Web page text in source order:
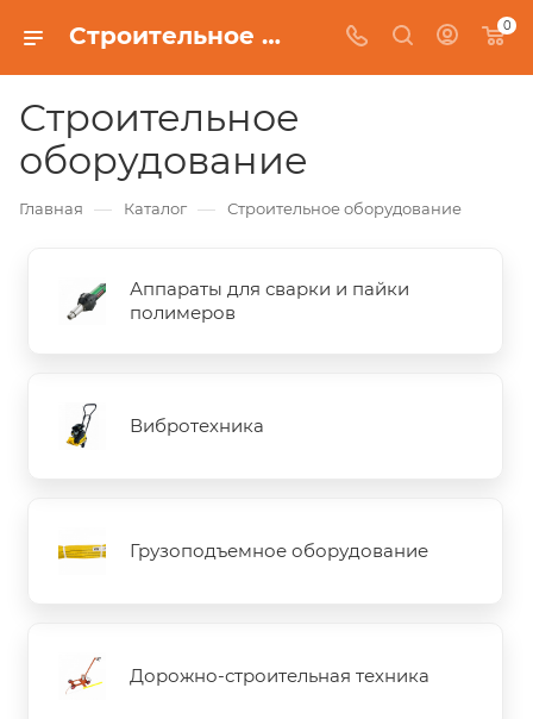
Строительное оборудование 0
Строительное
оборудование
Главная — Каталог — Строительное оборудование
Аппараты для сварки и пайки
полимеров
Вибротехника
Грузоподъемное оборудование
Дорожно-строительная техника